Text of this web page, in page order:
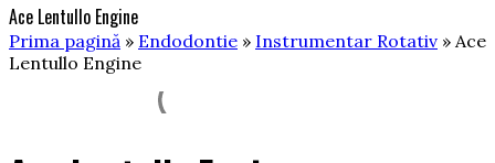
Ace Lentullo Engine
Prima pagină » Endodontie » Instrumentar Rotativ » Ace
Lentullo Engine